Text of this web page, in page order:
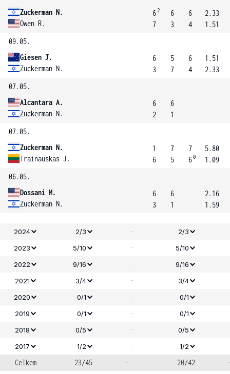
Zuckerman N.
Owen R.
62
7
6
3
6
4
2.33
1.51
09.05.
Giesen J.
Zuckerman N.
6
3
5
7
6
4
1.51
2.33
07.05.
Alcantara A.
Zuckerman N.
6
2
6
1
07.05.
Zuckerman N.
Trainauskas J.
1
6
7
5
7
60
5.80
1.09
06.05.
Dossani M.
Zuckerman N.
6
3
6
1
2.16
1.59
2024 2/3 -
2/3
2023
5/10 -
5/10
2022
9/16 -
9/16
2021
3/4 -
3/4
2020
0/1 -
0/1
2019
0/1 -
0/1
2018
0/5 -
0/5
2017
1/2 - 1/2
Celkem 23/45 - 20/42